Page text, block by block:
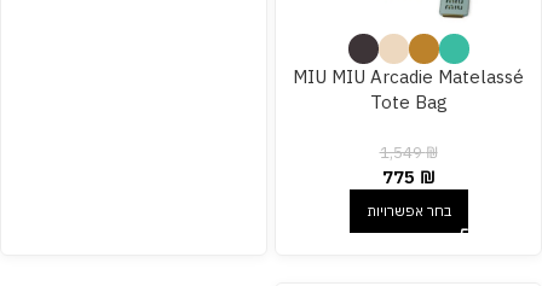
MIU MIU Arcadie Matelassé
Tote Bag
1,549₪
775 ₪
בחר אפשרויות